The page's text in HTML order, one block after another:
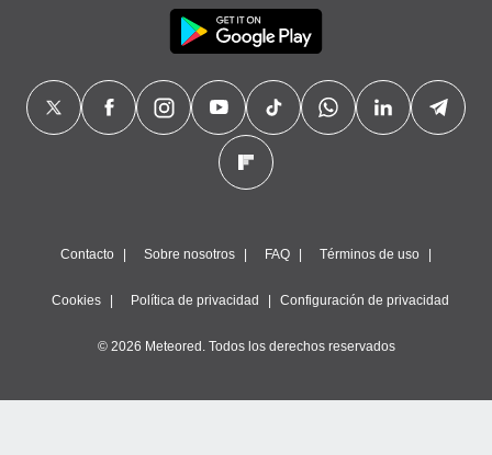
Contacto Sobre nosotros FAQ Términos de uso
Cookies Política de privacidad Configuración de privacidad
© 2026 Meteored. Todos los derechos reservados